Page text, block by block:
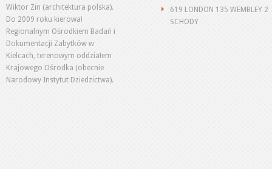
Wiktor Zin (architektura polska).
Do 2009 roku kierował
Regionalnym Ośrodkiem Badań i
Dokumentacji Zabytków w
Kielcach, terenowym oddziałem
Krajowego Ośrodka (obecnie
Narodowy Instytut Dziedzictwa).
619 LONDON 135 WEMBLEY 2
SCHODY